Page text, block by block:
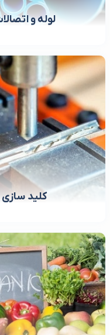
لوله و
کلید